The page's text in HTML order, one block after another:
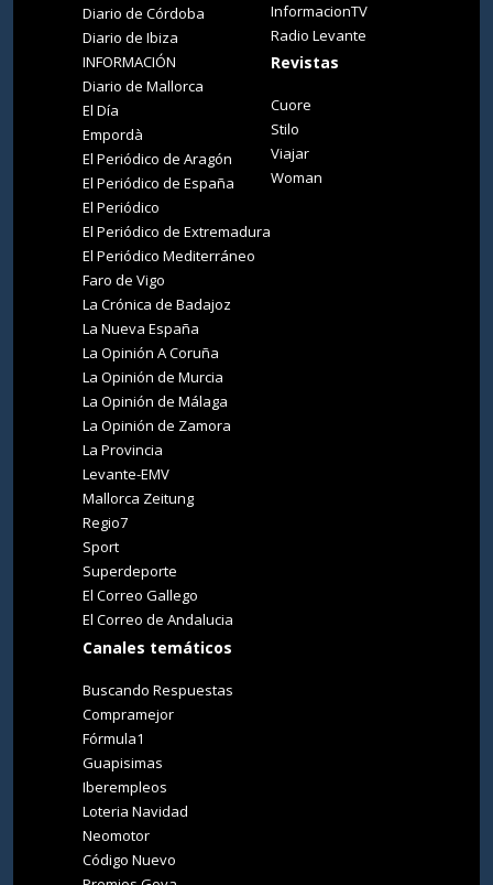
Diario de Córdoba
Diario de Ibiza
INFORMACIÓN
Diario de Mallorca
El Día
Empordà
El Periódico de Aragón
El Periódico de España
El Periódico
El Periódico de Extremadura
El Periódico Mediterráneo
Faro de Vigo
La Crónica de Badajoz
La Nueva España
La Opinión A Coruña
La Opinión de Murcia
La Opinión de Málaga
La Opinión de Zamora
La Provincia
Levante-EMV
Mallorca Zeitung
Regio7
Sport
Superdeporte
El Correo Gallego
El Correo de Andalucia
Canales temáticos
Buscando Respuestas
Compramejor
Fórmula1
Guapisimas
Iberempleos
Loteria Navidad
Neomotor
Código Nuevo
InformacionTV
Radio Levante
Revistas
Cuore
Stilo
Viajar
Woman